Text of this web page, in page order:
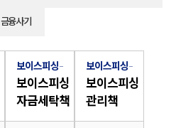
금융사기
보이스피싱
보이스피싱
자금세탁책
보이스피싱
보이스피싱
관리책